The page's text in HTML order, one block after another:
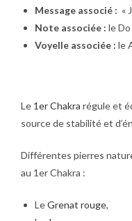
Message associé : «
Note associée : le Do
Voyelle associée : le
Le 1er Chakra régule et
source de stabilité et
Différentes pierres
au 1er Chakra :
LeGrenat rouge,